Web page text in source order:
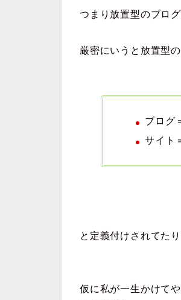
つまり放置型のブロ
厳密にいうと放置型
ブログ
サイト
と定義付けされてたり
仮に私が一生かけて